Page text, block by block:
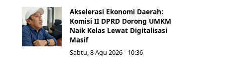
Akselerasi Ekonomi Daerah:
Komisi II DPRD Dorong UMKM
Naik Kelas Lewat Digitalisasi
Masif
Sabtu, 8 Agu 2026 - 10:36